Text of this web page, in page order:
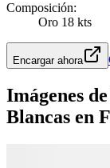
Composición:
Oro 18 kts
Encargar ahora
Imágenes de
Blancas en